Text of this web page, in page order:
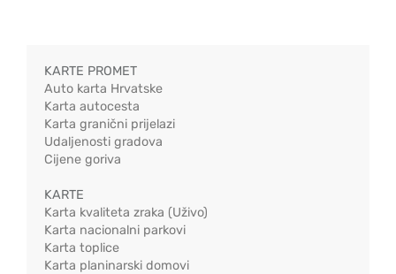
KARTE PROMET
Auto karta Hrvatske
Karta autocesta
Karta granični prijelazi
Udaljenosti gradova
Cijene goriva
KARTE
Karta kvaliteta zraka (Uživo)
Karta nacionalni parkovi
Karta toplice
Karta planinarski domovi